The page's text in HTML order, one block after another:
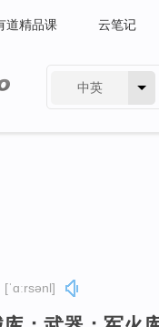
道精品课 云笔记
中英
[ˈɑːrsənl]